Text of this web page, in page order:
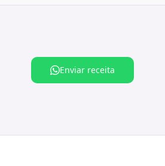
Enviar receita